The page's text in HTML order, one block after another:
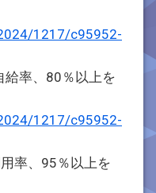
1217/c95952-
給率、80％以上を
1217/c95952-
率、95％以上を